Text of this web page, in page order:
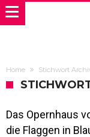
Home Stichwort
Das Opernhaus
die Flaggen in